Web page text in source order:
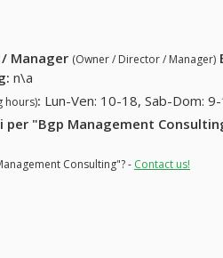
Manager (Owner / Director / Manager)
: n\a
hours): Lun-Ven: 10-18, Sab-Dom:
"Bgp Management
Consulting"? - Contact us!